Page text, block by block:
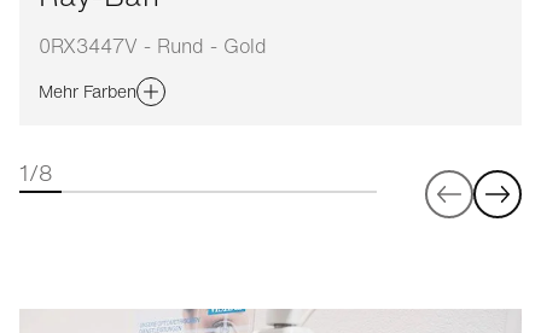
0RX3447V - Rund - Gold
Mehr Farben
1/8